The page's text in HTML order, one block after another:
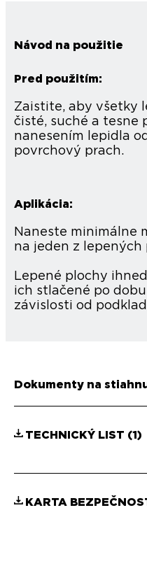
Návod na použitie
Pred použitím:
Zaistite, aby všetky
čisté, suché a tesne
nanesením lepidla
povrchový prach.
Aplikácia:
Naneste minimálne
na jeden z lepených
Lepené plochy
ich stlačené po
závislosti od
Dokumenty na
TECHNICKÝ LIST (1)
KARTA